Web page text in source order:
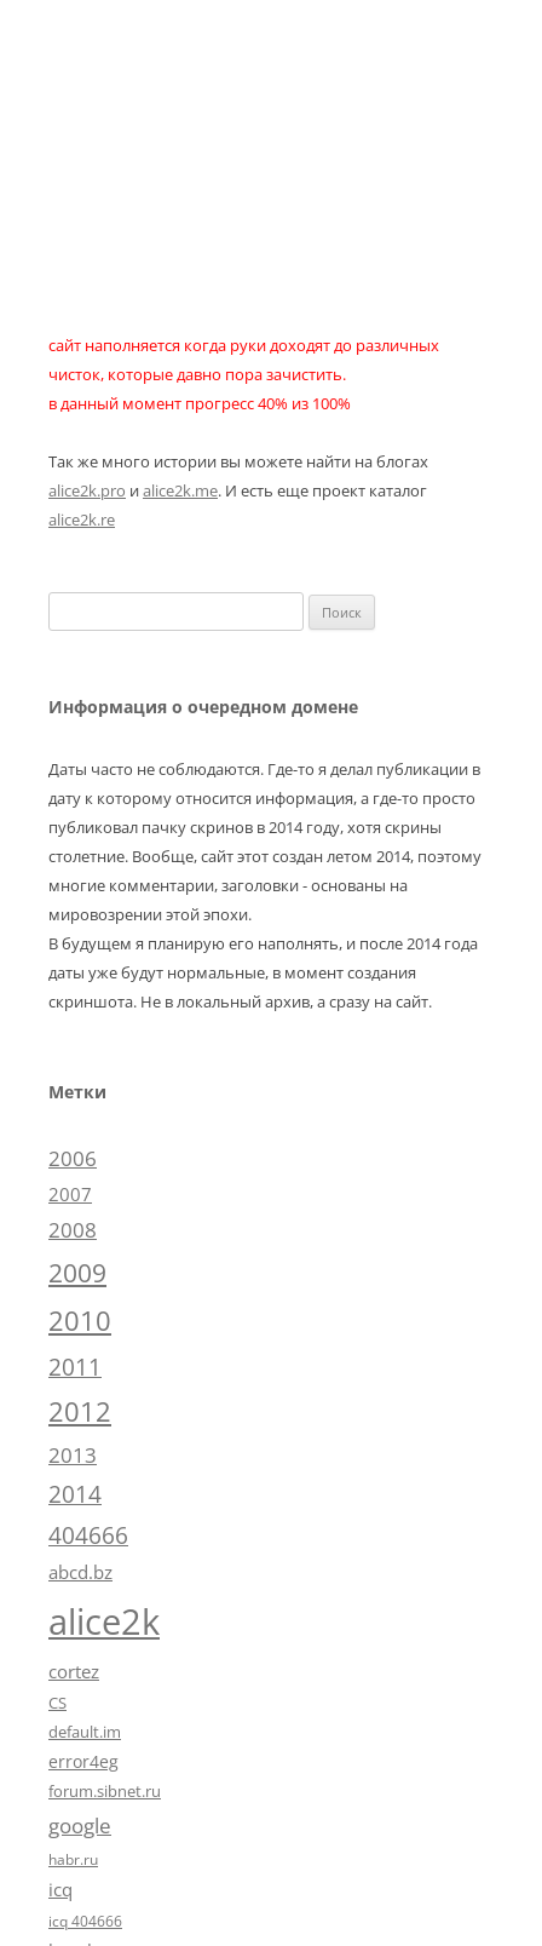
сайт наполняется когда руки доходят до различных
чисток, которые давно пора зачистить.
в данный момент прогресс 40% из 100%
Так же много истории вы можете найти на блогах
alice2k.pro иalice2k.me. И есть еще проект каталог
alice2k.re
Информация о очередном домене
Даты часто не соблюдаются. Где-то я делал публикации в
дату к которому относится информация, а где-то просто
публиковал пачку скринов в 2014 году, хотя скрины
столетние. Вообще, сайт этот создан летом 2014, поэтому
многие комментарии, заголовки - основаны на
мировозрении этой эпохи.
В будущем я планирую его наполнять, и после 2014 года
даты уже будут нормальные, в момент создания
скриншота. Не в локальный архив, а сразу на сайт.
Метки
2006
2007
2008
2009
2010
2011
2012
2013
2014
404666
abcd.bz
alice2k
cortez
CS
default.im
error4eg
forum.sibnet.ru
google
habr.ru
icq
icq 404666